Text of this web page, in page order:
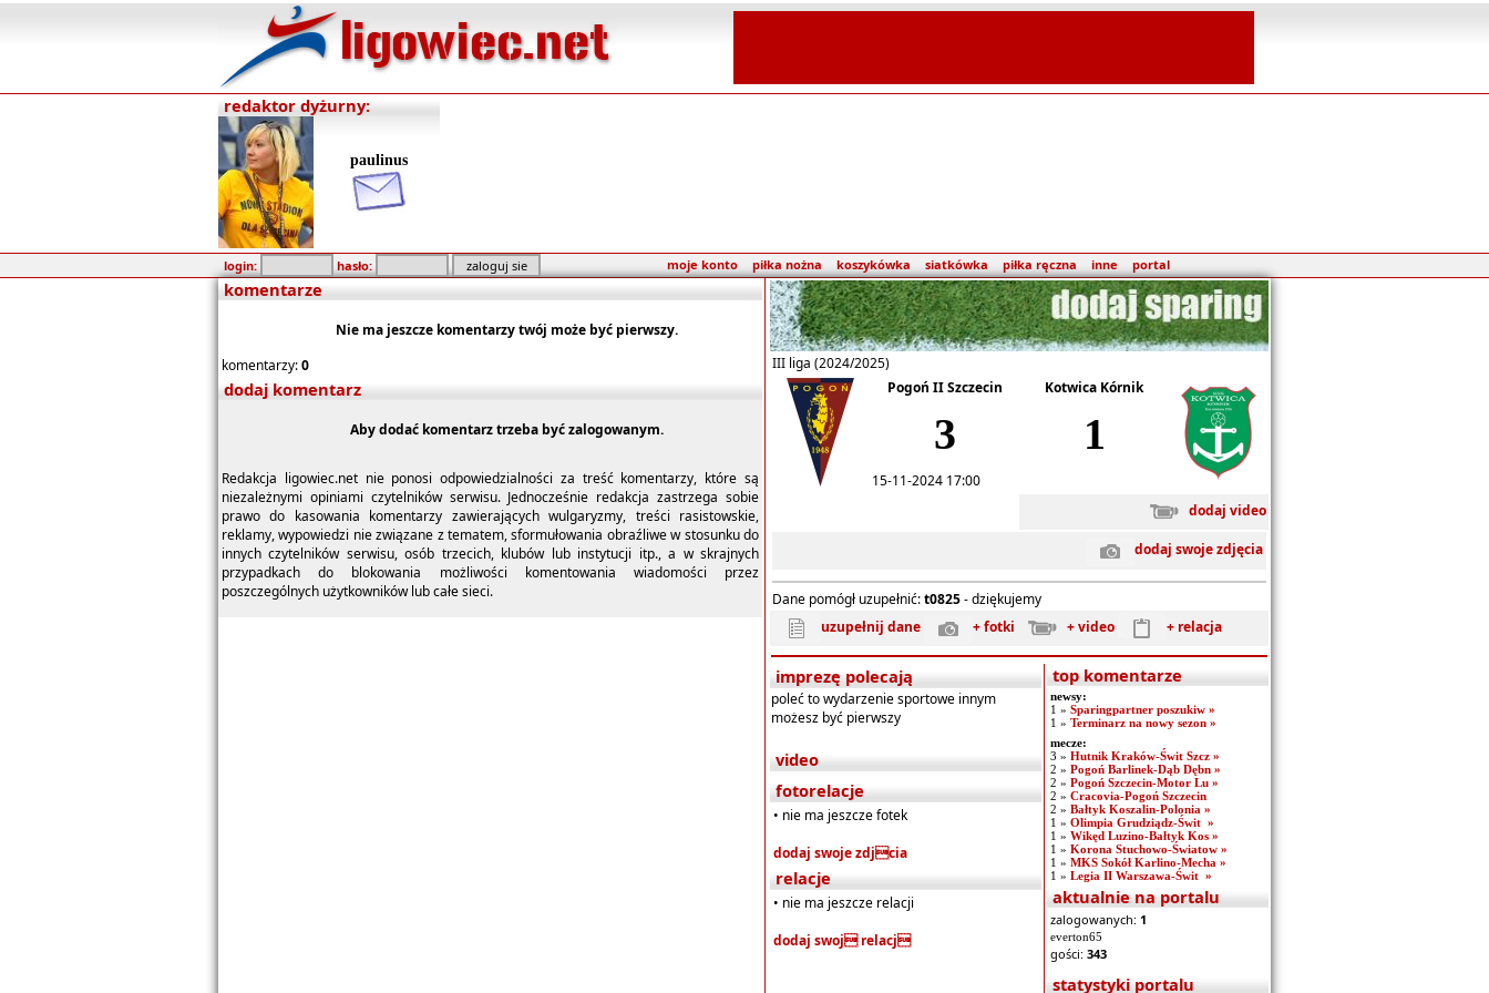
redaktor dyżurny:
paulinus
login: hasło: moje konto piłka nożna koszykówka siatkówka piłka ręczna inne portal
komentarze
Nie ma jeszcze komentarzy twój może być pierwszy.
komentarzy:0
dodaj komentarz
Aby dodać komentarz trzeba być zalogowanym.
Redakcja ligowiec.net nie ponosi odpowiedzialności za treść komentarzy, które są
niezależnymi opiniami czytelników serwisu. Jednocześnie redakcja zastrzega sobie
prawo do kasowania komentarzy zawierających wulgaryzmy, treści rasistowskie,
reklamy, wypowiedzi nie związane z tematem, sformułowania obraźliwe w stosunku do
innych czytelników serwisu, osób trzecich, klubów lub instytucji itp., a w skrajnych
przypadkach do blokowania możliwości komentowania wiadomości przez
poszczególnych użytkowników lub całe sieci.
III liga (2024/2025)
Pogoń II Szczecin
Kotwica Kórnik
3 1
15-11-2024 17:00
dodaj video
dodaj swoje zdjęcia
Dane pomógł uzupełnić:t0825- dziękujemy
uzupełnij dane
+ fotki + video + relacja
imprezę polecają
poleć to wydarzenie sportowe innym
możesz być pierwszy
video
fotorelacje
• nie ma jeszcze fotek
dodaj swoje zdjcia
relacje
• nie ma jeszcze relacji
dodaj swoj relacj
top komentarze
newsy:
1 » Sparingpartner poszukiw »
1 » Terminarz na nowy sezon »
mecze:
3 » Hutnik Kraków-Świt Szcz »
2 » Pogoń Barlinek-Dąb Dębn »
2 » Pogoń Szczecin-Motor Lu »
2 » Cracovia-Pogoń Szczecin
2 » Bałtyk Koszalin-Polonia »
1 » Olimpia Grudziądz-Świt »
1 » Wikęd Luzino-Bałtyk Kos »
1 » Korona Stuchowo-Światow »
1 » MKS Sokół Karlino-Mecha »
1 » Legia II Warszawa-Świt »
aktualnie na portalu
zalogowanych: 1
everton65
gości: 343
statystyki portalu